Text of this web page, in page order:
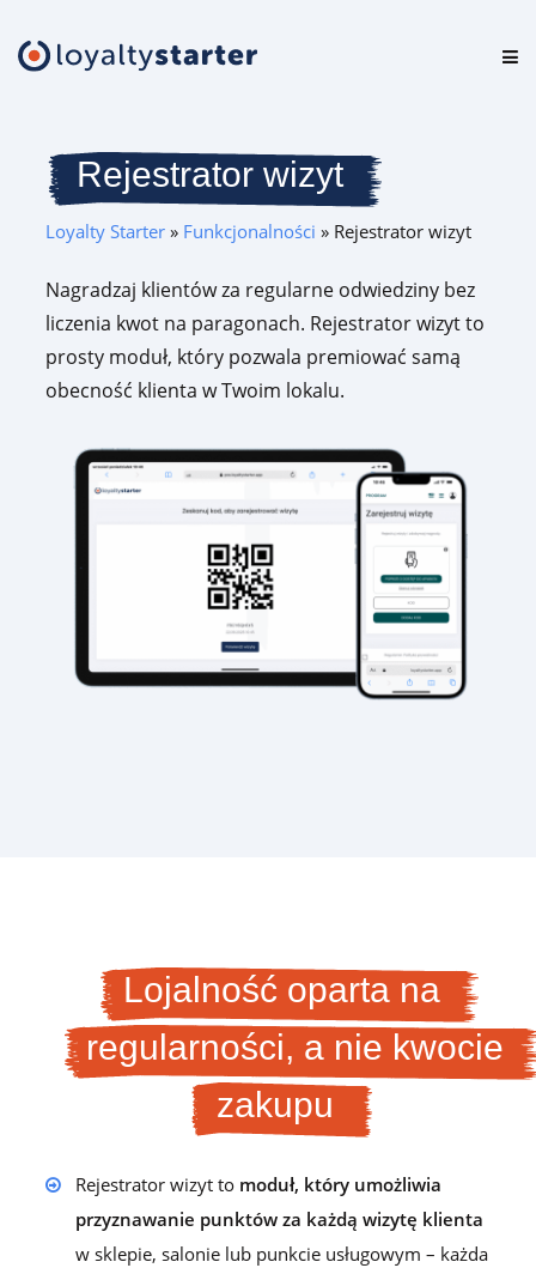
Oferta
Logowanie
Umów prezentację
Rejestrator wizyt
Loyalty Starter» Funkcjonalności » Rejestrator wizyt
Nagradzaj klientów za regularne odwiedziny bez
liczenia kwot na paragonach. Rejestrator wizyt to
prosty moduł, który pozwala premiować samą
obecność klienta w Twoim lokalu.
Lojalność oparta na
regularności, a nie kwocie
zakupu
Rejestrator wizyt to moduł, który umożliwia
przyznawanie punktów za każdą wizytę klienta
w sklepie, salonie lub punkcie usługowym – każda